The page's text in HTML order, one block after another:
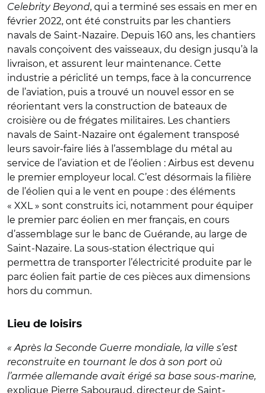
Celebrity Beyond, qui a terminé ses essais en mer en
février 2022, ont été construits par les chantiers
navals de Saint-Nazaire. Depuis 160 ans, les chantiers
navals conçoivent des vaisseaux, du design jusqu’à la
livraison, et assurent leur maintenance. Cette
industrie a périclité un temps, face à la concurrence
de l’aviation, puis a trouvé un nouvel essor en se
réorientant vers la construction de bateaux de
croisière ou de frégates militaires. Les chantiers
navals de Saint-Nazaire ont également transposé
leurs savoir-faire liés à l’assemblage du métal au
service de l’aviation et de l’éolien : Airbus est devenu
le premier employeur local. C’est désormais la filière
de l’éolien qui a le vent en poupe : des éléments
« XXL » sont construits ici, notamment pour équiper
le premier parc éolien en mer français, en cours
d’assemblage sur le banc de Guérande, au large de
Saint-Nazaire. La sous-station électrique qui
permettra de transporter l’électricité produite par le
parc éolien fait partie de ces pièces aux dimensions
hors du commun.
Lieu de loisirs
« Après la Seconde Guerre mondiale, la ville s’est
reconstruite en tournant le dos à son port où
l’armée allemande avait érigé sa base sous-marine,
explique Pierre Sabouraud, directeur de Saint-